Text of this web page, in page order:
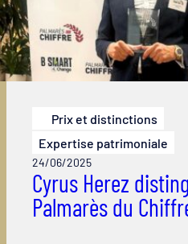
Prix et distinctions
Expertise patrimoniale
24/06/2025
Cyrus Herez
Palmarès du